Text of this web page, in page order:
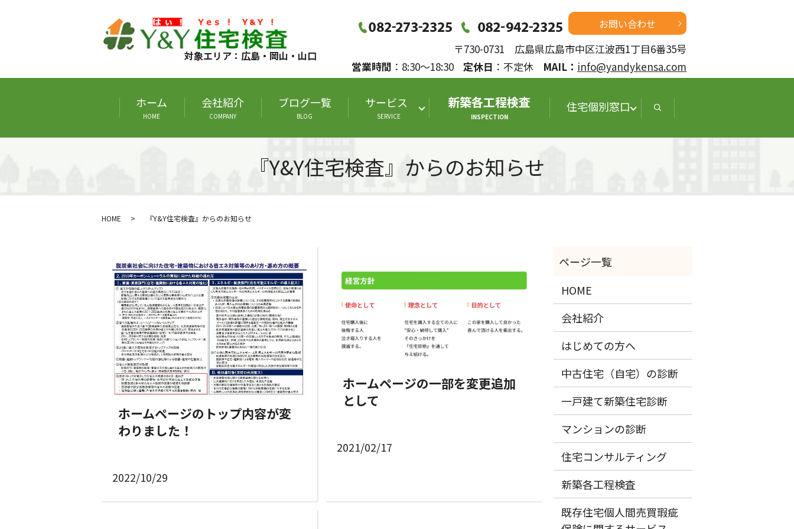
対象エリア：広島・岡山・山口
お問い合わせ
〒730-0731 広島県広島市中区江波西1丁目6番35号
営業時間 ：8:30～18:30 定休日 ：不定休 MAIL： info@yandykensa.com
ホーム
HOME
会社紹介
COMPANY
ブログ一覧
BLOG
サービス
SERVICE
新築各工程検査
INSPECTION
住宅個別窓口
『Y&Y住宅検査』からのお知らせ
HOME 『Y&Y住宅検査』からのお知らせ
ホームページのトップ内容が変
わりました！
2022/10/29
ホームページの一部を変更追加
として
2021/02/17
HOME
会社紹介
はじめての方へ
中古住宅（自宅）の診断
一戸建て新築住宅診断
マンションの診断
住宅コンサルティング
新築各工程検査
既存住宅個人間売買瑕疵